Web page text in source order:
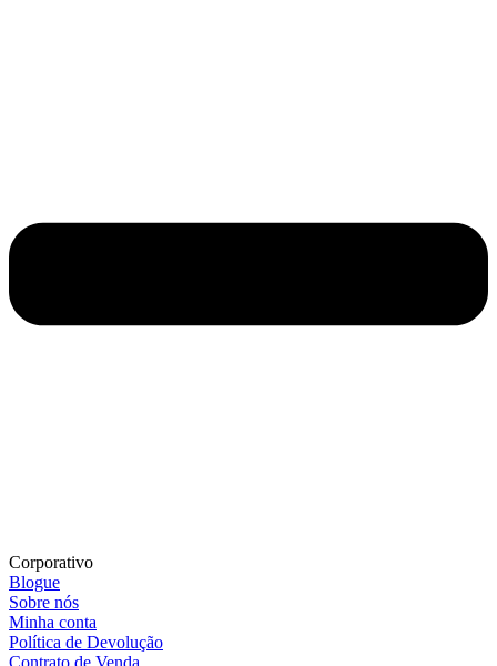
Corporativo
Blogue
Sobre nós
Minha conta
Política de Devolução
Contrato de Venda